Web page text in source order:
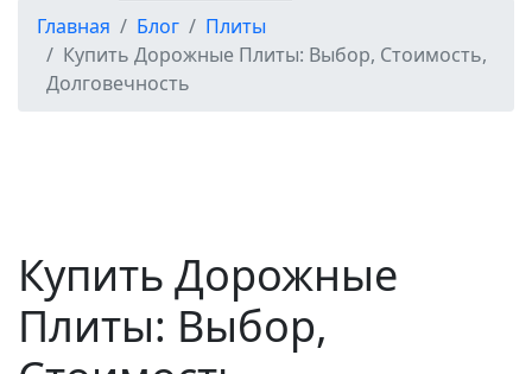
Главная
Блог
Плиты
Купить Дорожные Плиты: Выбор, Стоимость,
Долговечность
Купить Дорожные
Плиты: Выбор,